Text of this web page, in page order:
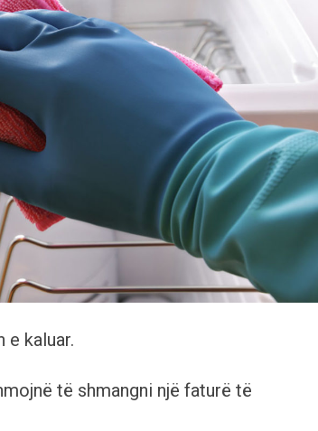
e kaluar.
të shmangni një faturë të